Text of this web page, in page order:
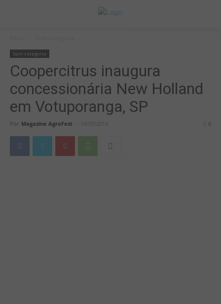
Sem categoria
Coopercitrus inaugura
concessionária New Holland
em Votuporanga, SP
Por Magazine AgroFest - 14/05/2019 0